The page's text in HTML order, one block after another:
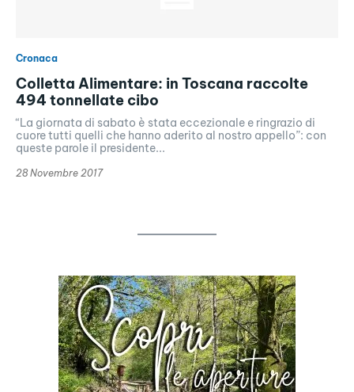
Cronaca
Colletta Alimentare: in Toscana raccolte
494 tonnellate cibo
“La giornata di sabato è stata eccezionale e ringrazio di
cuore tutti quelli che hanno aderito al nostro appello”: con
queste parole il presidente...
28 Novembre 2017